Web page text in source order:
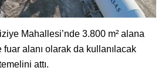
Mahallesi’nde 3.800 m² alana
fuar alanı olarak da kullanılacak
attı.